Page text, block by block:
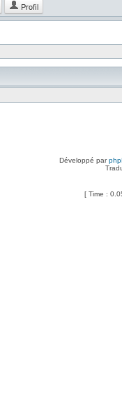
Profil
Développé par
[ Time :